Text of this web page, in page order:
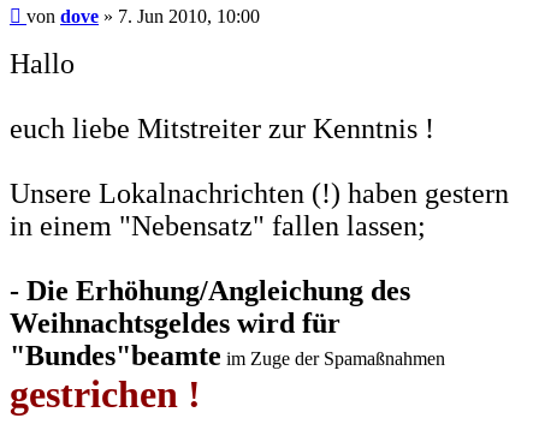
Beitrag
von dove » 7. Jun 2010, 10:00
Hallo
euch liebe Mitstreiter zur Kenntnis !
Unsere Lokalnachrichten (!) haben gestern
in einem "Nebensatz" fallen lassen;
- Die Erhöhung/Angleichung des
Weihnachtsgeldes wird für
"Bundes"beamte im Zuge der Spamaßnahmen
gestrichen !